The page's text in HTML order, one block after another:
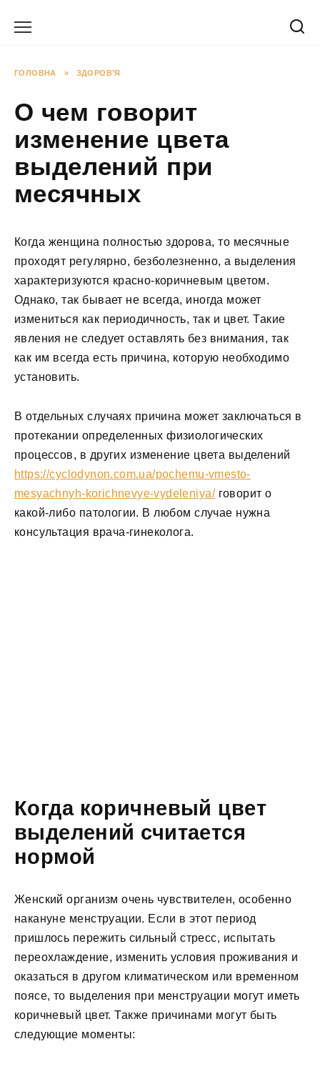
ГОЛОВНА » ЗДОРОВ’Я
О чем говорит
изменение цвета
выделений при
месячных
Когда женщина полностью здорова, то месячные
проходят регулярно, безболезненно, а выделения
характеризуются красно-коричневым цветом.
Однако, так бывает не всегда, иногда может
измениться как периодичность, так и цвет. Такие
явления не следует оставлять без внимания, так
как им всегда есть причина, которую необходимо
установить.
В отдельных случаях причина может заключаться в
протекании определенных физиологических
процессов, в других изменение цвета выделений
https://cyclodynon.com.ua/pochemu-vmesto-
mesyachnyh-korichnevye-vydeleniya/говорит о
какой-либо патологии. В любом случае нужна
консультация врача-гинеколога.
Когда коричневый цвет
выделений считается
нормой
Женский организм очень чувствителен, особенно
накануне менструации. Если в этот период
пришлось пережить сильный стресс, испытать
переохлаждение, изменить условия проживания и
оказаться в другом климатическом или временном
поясе, то выделения при менструации могут иметь
коричневый цвет. Также причинами могут быть
следующие моменты: